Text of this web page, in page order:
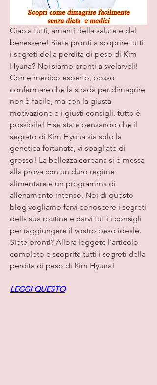
Ciao a tutti, amanti della salute e del
benessere! Siete pronti a scoprire tutti
i segreti della perdita di peso di Kim
Hyuna? Noi siamo pronti a svelarveli!
Come medico esperto, posso
confermare che la strada per dimagrire
non è facile, ma con la giusta
motivazione e i giusti consigli, tutto è
possibile! E se state pensando che il
segreto di Kim Hyuna sia solo la
genetica fortunata, vi sbagliate di
grosso! La bellezza coreana si è messa
alla prova con un duro regime
alimentare e un programma di
allenamento intenso. Noi di questo
blog vogliamo farvi conoscere i segreti
della sua routine e darvi tutti i consigli
per raggiungere il vostro peso ideale.
Siete pronti? Allora leggete l'articolo
completo e scoprite tutti i segreti della
perdita di peso di Kim Hyuna!
LEGGI QUESTO